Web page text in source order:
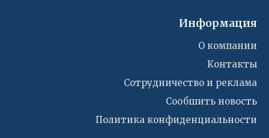
Информация
О компании
Контакты
Сотрудничество и реклама
Сообшить новость
Политика конфиденциальности